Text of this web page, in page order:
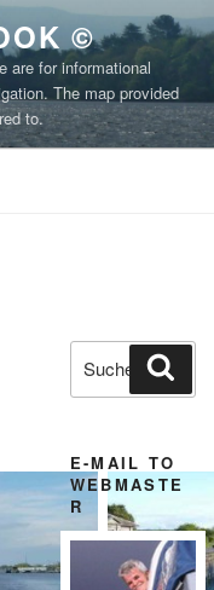
©
are for informational
The map provided
to.
Suchen
nach:
E-MAIL TO
WEBMASTE
R